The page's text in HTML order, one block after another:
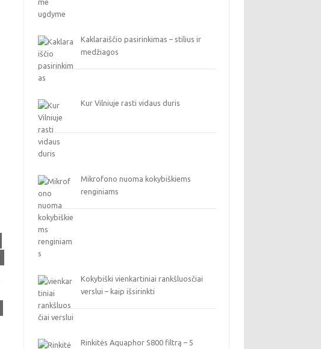
Kaklaraiščio pasirinkimas – stilius ir
medžiagos
Kur Vilniuje rasti vidaus duris
Mikrofono nuoma kokybiškiems
renginiams
Kokybiški vienkartiniai rankšluosčiai
verslui – kaip išsirinkti
Rinkitės Aquaphor S800 filtrą – 5